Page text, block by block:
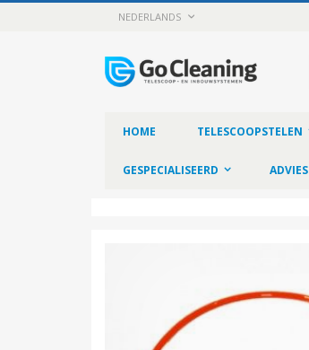
SkipLANGUAGE
NEDERLANDS
HOME TELESCOOPSTELEN
GESPECIALISEERD ADVIES